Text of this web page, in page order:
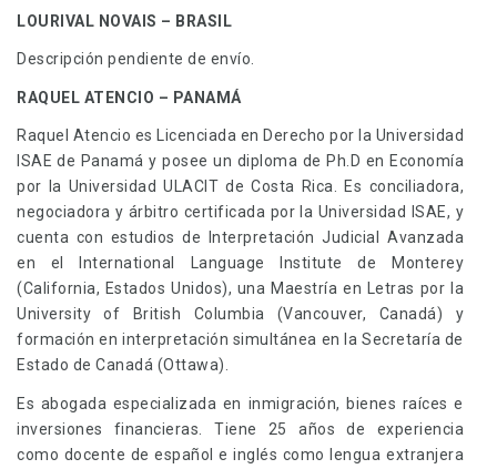
LOURIVAL NOVAIS – BRASIL
Descripción pendiente de envío.
RAQUEL ATENCIO – PANAMÁ
Raquel Atencio es Licenciada en Derecho por la Universidad
ISAE de Panamá y posee un diploma de Ph.D en Economía
por la Universidad ULACIT de Costa Rica. Es conciliadora,
negociadora y árbitro certificada por la Universidad ISAE, y
cuenta con estudios de Interpretación Judicial Avanzada
en el International Language Institute de Monterey
(California, Estados Unidos), una Maestría en Letras por la
University of British Columbia (Vancouver, Canadá) y
formación en interpretación simultánea en la Secretaría de
Estado de Canadá (Ottawa).
Es abogada especializada en inmigración, bienes raíces e
inversiones financieras. Tiene 25 años de experiencia
como docente de español e inglés como lengua extranjera